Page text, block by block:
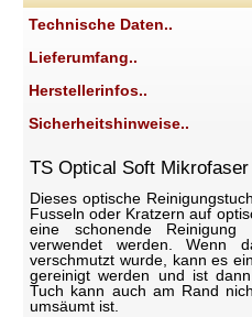
Technische Daten..
Lieferumfang..
Herstellerinfos..
Sicherheitshinweise..
TS Optical Soft
Dieses optische
Fusseln oder Kratzern auf
eine schonende
verwendet werden. Wenn
verschmutzt wurde, kann es
gereinigt werden und ist
Tuch kann auch am Rand
umsäumt ist.